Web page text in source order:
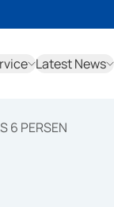
Latest News
6 PERSEN